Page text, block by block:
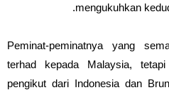
mengukuhkan
Peminat-peminatnya yang
terhad kepada Malaysia,
pengikut dari Indonesia dan